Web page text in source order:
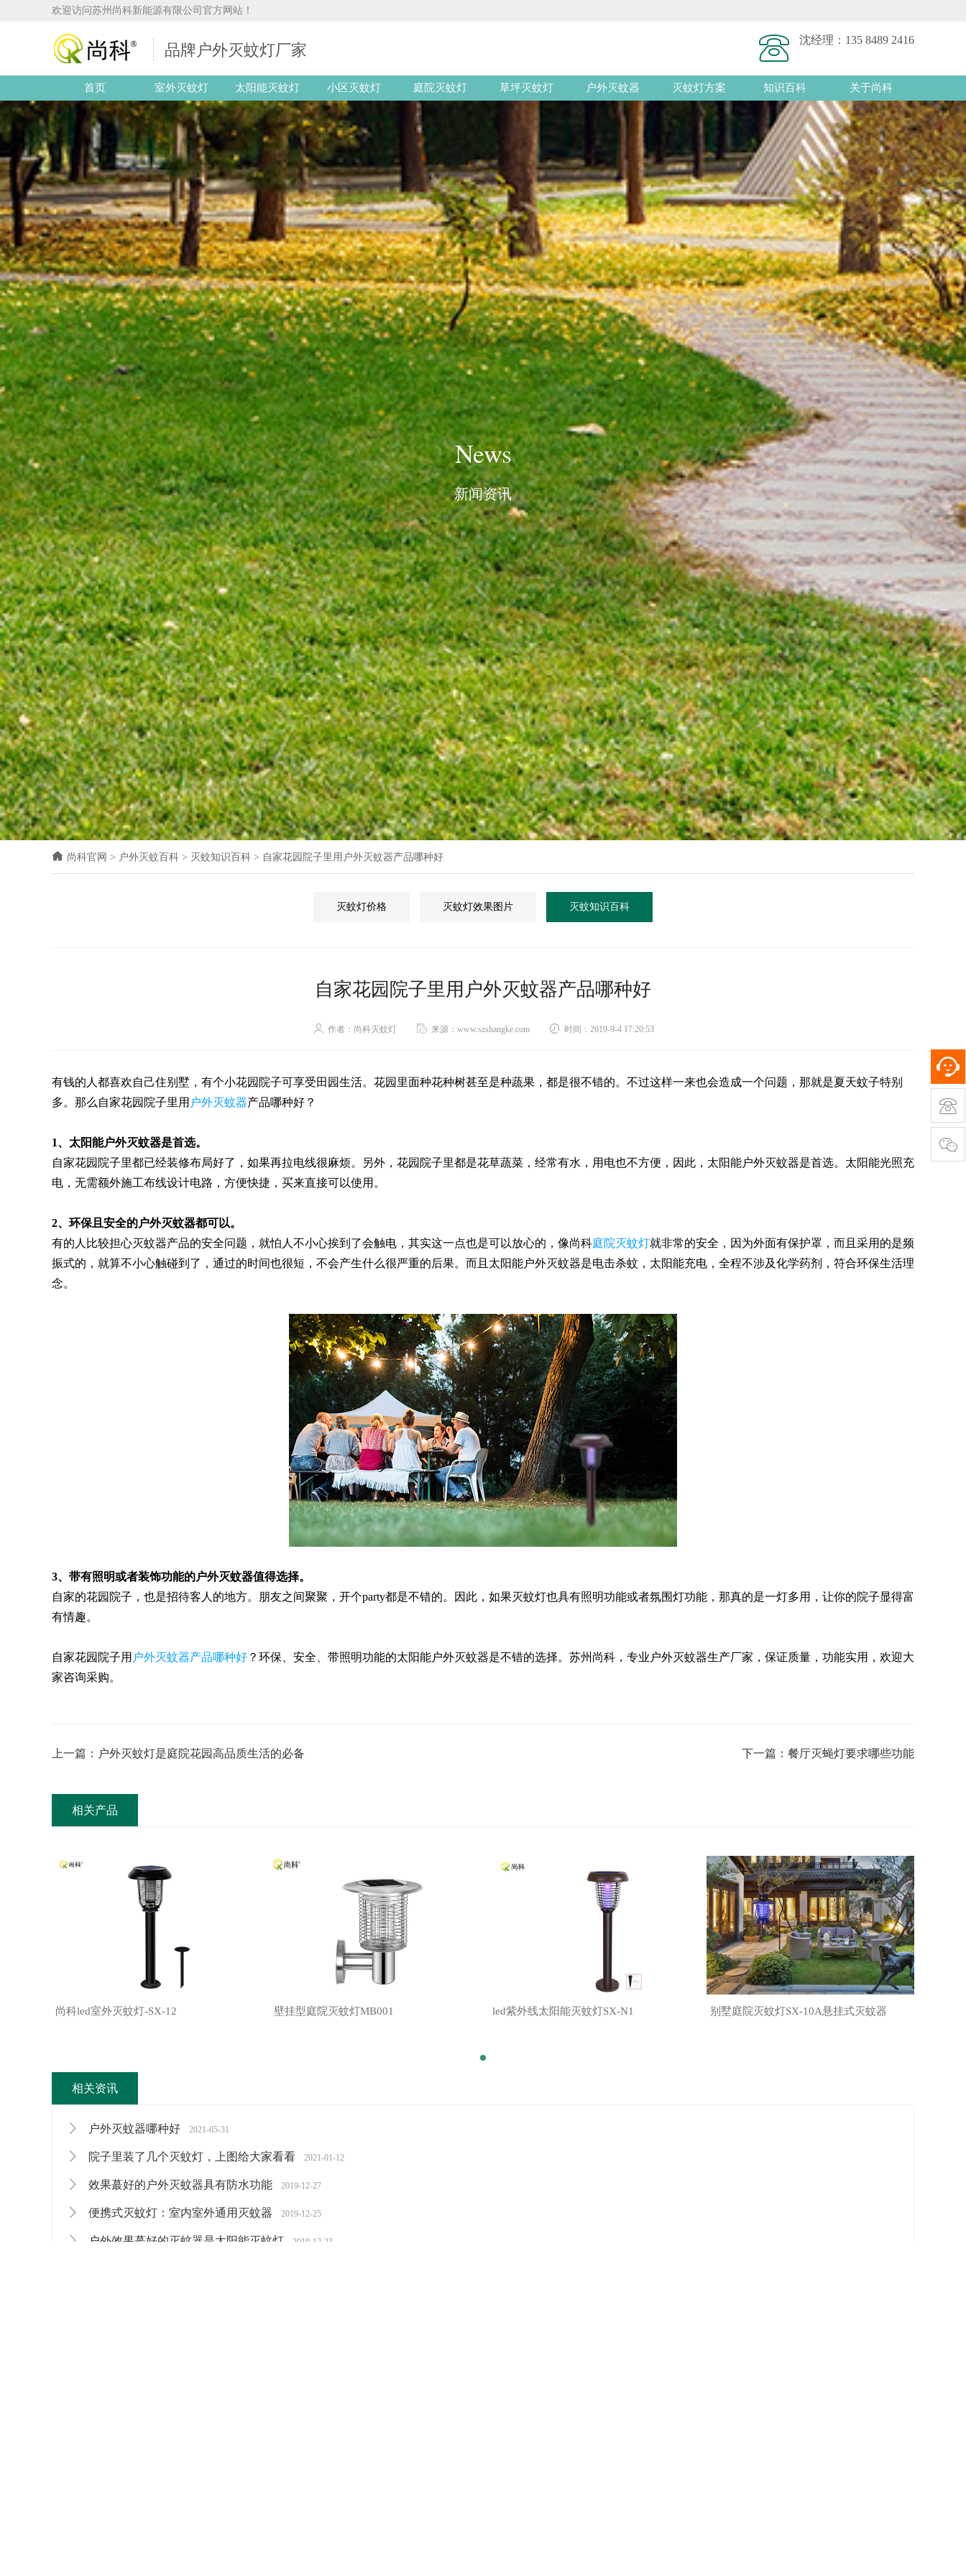
欢迎访问苏州尚科新能源有限公司官方网站！
品牌户外灭蚊灯厂家
沈经理： 135 8489 2416
首页 室外灭蚊灯 太阳能灭蚊灯 小区灭蚊灯 庭院灭蚊灯 草坪灭蚊灯 户外灭蚊器 灭蚊灯方案 知识百科 关于尚科
News
新闻资讯
尚科官网 > 户外灭蚊百科 > 灭蚊知识百科 > 自家花园院子里用户外灭蚊器产品哪种好
灭蚊灯价格 灭蚊灯效果图片 灭蚊知识百科
自家花园院子里用户外灭蚊器产品哪种好
作者：尚科灭蚊灯 来源：www.szshangke.com 时间：2019-9-4 17:20:53
有钱的人都喜欢自己住别墅，有个小花园院子可享受田园生活。花园里面种花种树甚至是种蔬果，都是很不错的。不过这样一来也会造成一个问题，那就是夏天蚊子特别
多。那么自家花园院子里用 户外灭蚊器产品哪种好？
1、太阳能户外灭蚊器是首选。
自家花园院子里都已经装修布局好了，如果再拉电线很麻烦。另外，花园院子里都是花草蔬菜，经常有水，用电也不方便，因此，太阳能户外灭蚊器是首选。太阳能光照充
电，无需额外施工布线设计电路，方便快捷，买来直接可以使用。
2、环保且安全的户外灭蚊器都可以。
有的人比较担心灭蚊器产品的安全问题，就怕人不小心挨到了会触电，其实这一点也是可以放心的，像尚科庭院灭蚊灯就非常的安全，因为外面有保护罩，而且采用的是频
振式的，就算不小心触碰到了，通过的时间也很短，不会产生什么很严重的后果。而且太阳能户外灭蚊器是电击杀蚊，太阳能充电，全程不涉及化学药剂，符合环保生活理
念。
3、带有照明或者装饰功能的户外灭蚊器值得选择。
自家的花园院子，也是招待客人的地方。朋友之间聚聚，开个party都是不错的。因此，如果灭蚊灯也具有照明功能或者氛围灯功能，那真的是一灯多用，让你的院子显得富
有情趣。
自家花园院子用 户外灭蚊器产品哪种好 ？环保、安全、带照明功能的太阳能户外灭蚊器是不错的选择。苏州尚科，专业户外灭蚊器生产厂家，保证质量，功能实用，欢迎大
家咨询采购。
上一篇：户外灭蚊灯是庭院花园高品质生活的必备 下一篇：餐厅灭蝇灯要求哪些功能
相关产品
尚科led室外灭蚊灯-SX-12 壁挂型庭院灭蚊灯MB001 led紫外线太阳能灭蚊灯SX-N1 别墅庭院灭蚊灯SX-10A悬挂式灭蚊器
相关资讯
户外灭蚊器哪种好 2021-05-31
院子里装了几个灭蚊灯，上图给大家看看 2021-01-12
效果蕞好的户外灭蚊器具有防水功能 2019-12-27
便携式灭蚊灯：室内室外通用灭蚊器 2019-12-25
户外效果蕞好的灭蚊器是太阳能灭蚊灯 2019-12-23